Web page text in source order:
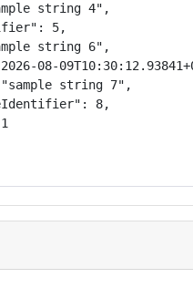
string 4",
5,
string 6",
08-
string 7",
8,